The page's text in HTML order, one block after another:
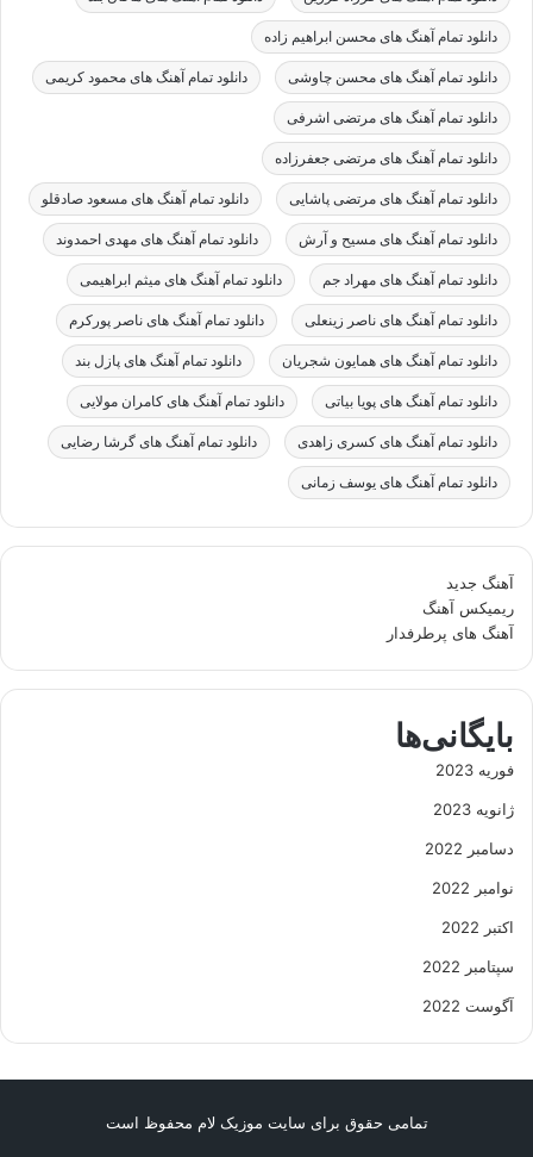
دانلود تمام آهنگ های محسن ابراهیم زاده
دانلود تمام آهنگ های محسن چاوشی دانلود تمام آهنگ های محمود کریمی
دانلود تمام آهنگ های مرتضی اشرفی
دانلود تمام آهنگ های مرتضی جعفرزاده
دانلود تمام آهنگ های مرتضی پاشایی دانلود تمام آهنگ های مسعود صادقلو
دانلود تمام آهنگ های مسیح و آرش دانلود تمام آهنگ های مهدی احمدوند
دانلود تمام آهنگ های مهراد جم دانلود تمام آهنگ های میثم ابراهیمی
دانلود تمام آهنگ های ناصر زینعلی دانلود تمام آهنگ های ناصر پورکرم
دانلود تمام آهنگ های همایون شجریان دانلود تمام آهنگ های پازل بند
دانلود تمام آهنگ های پویا بیاتی دانلود تمام آهنگ های کامران مولایی
دانلود تمام آهنگ های کسری زاهدی دانلود تمام آهنگ های گرشا رضایی
دانلود تمام آهنگ های یوسف زمانی
آهنگ جدید
ریمیکس آهنگ
آهنگ های پرطرفدار
بایگانی‌ها
فوریه 2023
ژانویه 2023
دسامبر 2022
نوامبر 2022
اکتبر 2022
سپتامبر 2022
آگوست 2022
تمامی حقوق برای سایت موزیک لام محفوظ است